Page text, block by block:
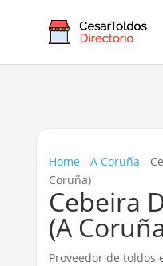
Home - A Coruña -
Coruña)
Cebeira
(A
Proveedor de toldos